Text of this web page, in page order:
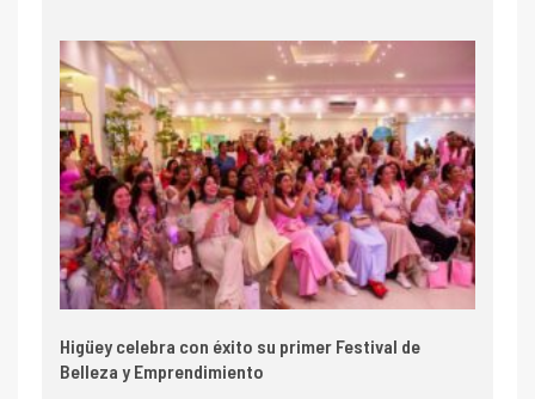
Higüey celebra con éxito su primer Festival de
Belleza y Emprendimiento